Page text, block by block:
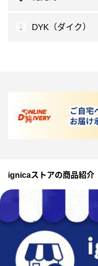
DYK（ダイク）
ignicaストアの商品紹介